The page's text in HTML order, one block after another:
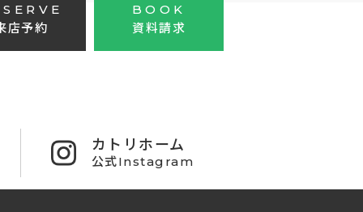
店予約
BOOK
資料請求
カトリホーム
公式Instagram